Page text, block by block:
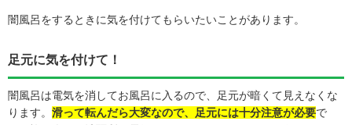
闇風呂をするときに気を付けてもらいたいことがあります。
足元に気を付けて！
闇風呂は電気を消してお風呂に入るので、足元が暗くて見えなくな
ります。 滑って転んだら大変なので、足元には十分注意が必要で